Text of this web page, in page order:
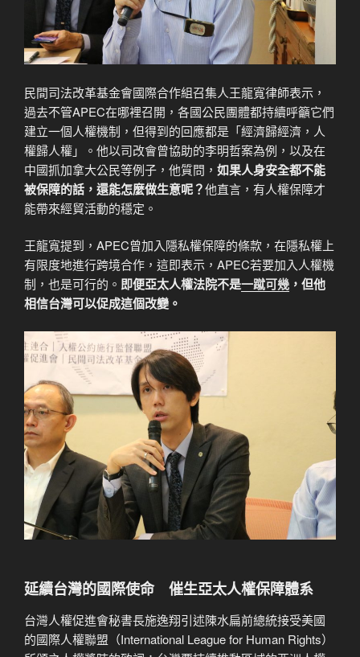
民間司法改革基金會國際合作組召集人王龍寬律師表示，
過去不管APEC在哪裡召開，各國公民團體都持續呼籲它們
建立一個人權機制，但得到的回應都是「經濟歸經濟，人
權歸人權」。他以司改會曾協助的李明哲案為例，以及在
中國抓加拿大公民等例子，他質問， 如果人身安全都不能
被保障的話，還能怎麼做生意呢？他直言，有人權保障才
能帶來經貿活動的穩定。
王龍寬提到，APEC曾加入隱私權保障的條款，在隱私權上
有限度地進行跨境合作，這即表示，APEC若要加入人權機
制，也是可行的。 即便亞太人權法院不是一蹴可幾 ，但他
相信台灣可以促成這個改變。
延續台灣的國際使命 催生亞太人權保障體系
台灣人權促進會秘書長施逸翔引述陳水扁前總統接受美國
的國際人權聯盟（International League for Human Rights）